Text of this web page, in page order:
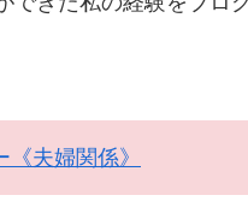
《夫婦関係》